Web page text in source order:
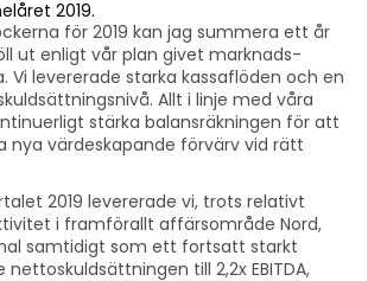
2019.
för 2019 kan jag summera ett år
ut enligt vår plan givet marknads-
Vi levererade starka kassaflöden och en
Allt i linje med våra
stärka balansräkningen för att
nya värdeskapande förvärv vid rätt
2019 levererade vi, trots relativt
i framförallt affärsområde Nord,
samtidigt som ett fortsatt starkt
till 2,2x EBITDA,